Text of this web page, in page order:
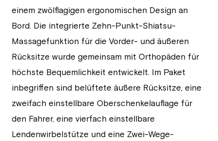
einem zwölflagigen ergonomischen Design an
Bord. Die integrierte Zehn-Punkt-Shiatsu-
Massagefunktion für die Vorder- und äußeren
Rücksitze wurde gemeinsam mit Orthopäden für
höchste Bequemlichkeit entwickelt. Im Paket
inbegriffen sind belüftete äußere Rücksitze, eine
zweifach einstellbare Oberschenkelauflage für
den Fahrer, eine vierfach einstellbare
Lendenwirbelstütze und eine Zwei-Wege-